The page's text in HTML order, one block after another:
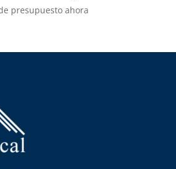
presupuesto ahora